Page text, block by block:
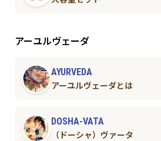
アーユルヴェーダ
AYURVEDA
アーユルヴェーダとは
DOSHA-VATA
（ドーシャ）ヴァータ